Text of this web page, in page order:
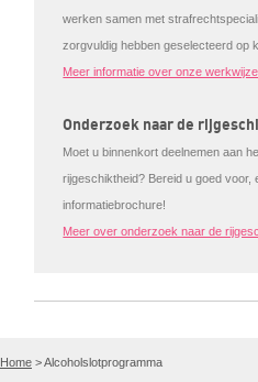
werken samen met
zorgvuldig hebben geselecteerd op
Meer informatie over onze
Onderzoek naar de
Moet u binnenkort deelnemen aan
rijgeschiktheid? Bereid u goed voor,
informatiebrochure!
Meer over onderzoek naar de
Home >Alcoholslotprogramma